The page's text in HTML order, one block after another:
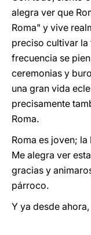
alegra ver que
Roma" y vive
preciso cultivar
frecuencia se
ceremonias y
una gran vida
precisamente
Roma.
Roma es joven;
Me alegra ver
gracias y
párroco.
Y ya desde